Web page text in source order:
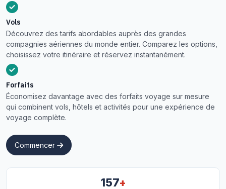
Vols
Découvrez des tarifs abordables auprès des grandes
compagnies aériennes du monde entier. Comparez les options,
choisissez votre itinéraire et réservez instantanément.
Forfaits
Économisez davantage avec des forfaits voyage sur mesure
qui combinent vols, hôtels et activités pour une expérience de
voyage complète.
Commencer
157+